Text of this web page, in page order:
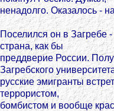
ненадолго. Оказалось -
Поселился он в Загребе
страна, как бы
преддверие России.
Загребского
русские эмигранты
террористом,
бомбистом и вообще